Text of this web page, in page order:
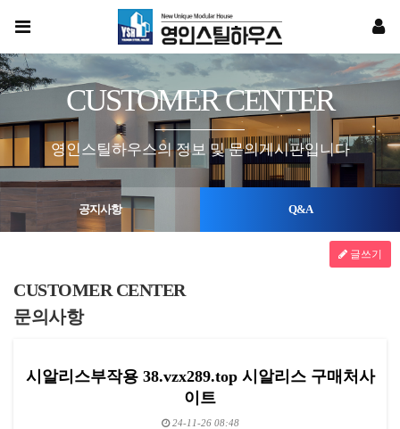
CUSTOMER CENTER
영인스틸하우스의 정보 및 문의게시판입니다
공지사항 Q&A
CUSTOMER CENTER
문의사항
글쓰기
시알리스부작용 38.vzx289.top 시알리스 구매처사
이트
24-11-26 08:48